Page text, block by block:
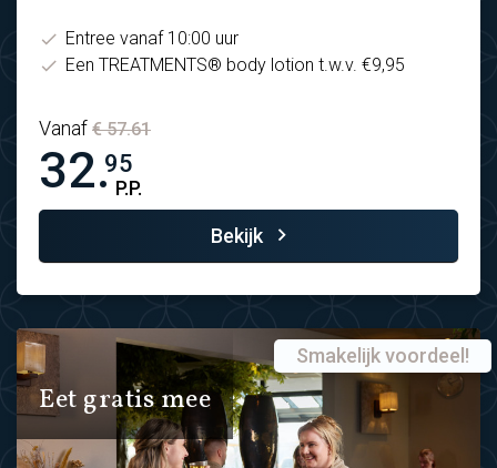
Entree vanaf 10:00 uur
Een TREATMENTS® body lotion t.w.v. €9,95
Vanaf € 57.61
32.95
P.P.
Bekijk
Eet gratis mee
Smakelijk voordeel!